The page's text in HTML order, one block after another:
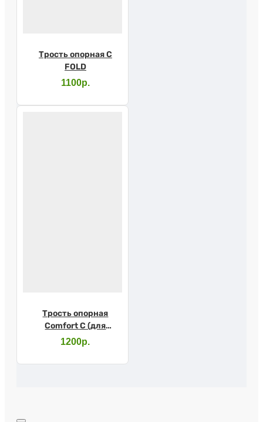
Трость опорная C
FOLD
1100р.
Трость опорная
Comfort C (для
слабовидящих)
1200р.